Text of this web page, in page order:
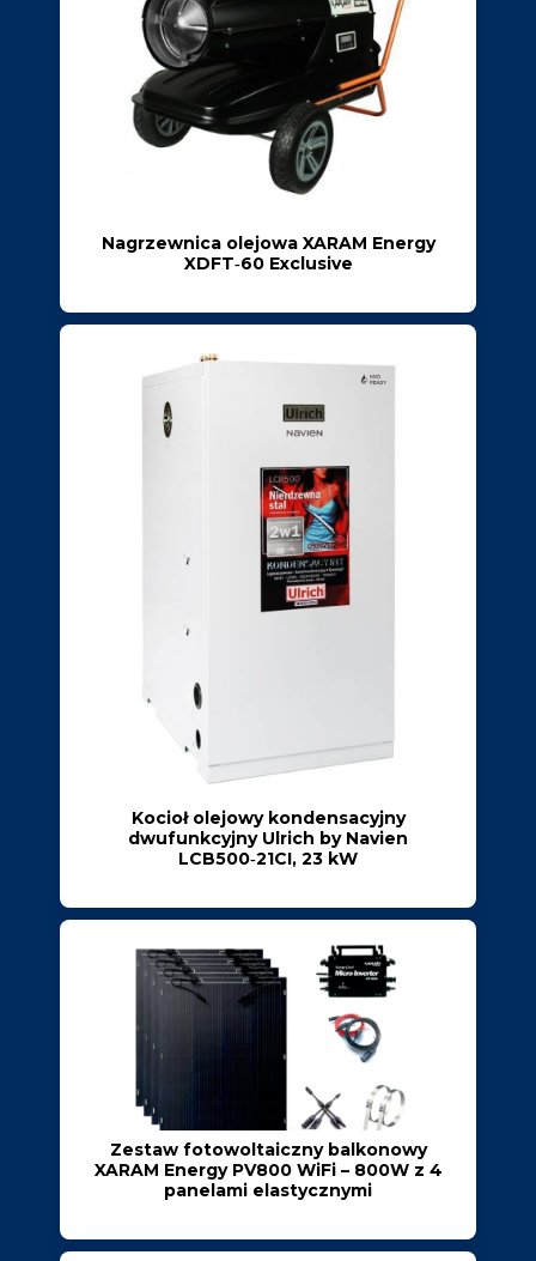
Nagrzewnica olejowa XARAM Energy
XDFT‑60 Exclusive
Kocioł olejowy kondensacyjny
dwufunkcyjny Ulrich by Navien
LCB500‑21CI, 23 kW
Zestaw fotowoltaiczny balkonowy
XARAM Energy PV800 WiFi – 800W z 4
panelami elastycznymi